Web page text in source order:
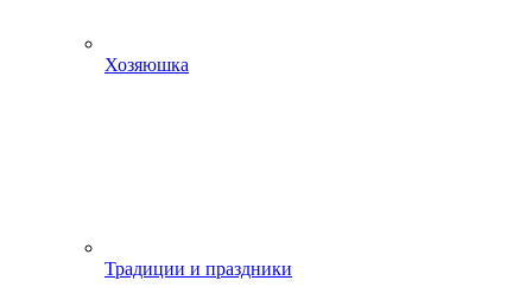
Хозяюшка
Традиции и праздники